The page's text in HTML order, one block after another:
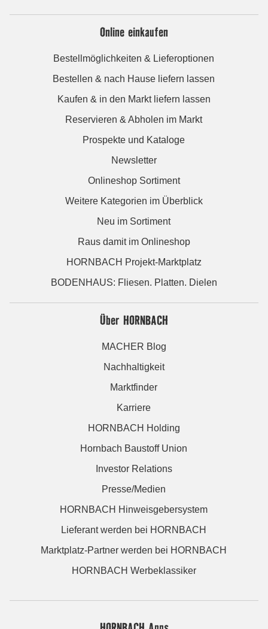
Online einkaufen
Bestellmöglichkeiten & Lieferoptionen
Bestellen & nach Hause liefern lassen
Kaufen & in den Markt liefern lassen
Reservieren & Abholen im Markt
Prospekte und Kataloge
Newsletter
Onlineshop Sortiment
Weitere Kategorien im Überblick
Neu im Sortiment
Raus damit im Onlineshop
HORNBACH Projekt-Marktplatz
BODENHAUS: Fliesen. Platten. Dielen
Über HORNBACH
MACHER Blog
Nachhaltigkeit
Marktfinder
Karriere
HORNBACH Holding
Hornbach Baustoff Union
Investor Relations
Presse/Medien
HORNBACH Hinweisgebersystem
Lieferant werden bei HORNBACH
Marktplatz-Partner werden bei HORNBACH
HORNBACH Werbeklassiker